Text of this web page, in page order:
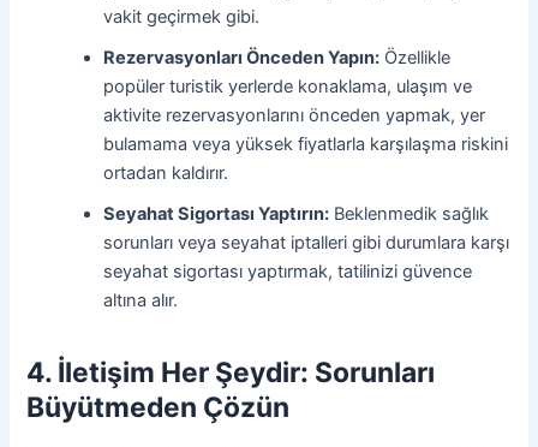
vakit geçirmek gibi.
Rezervasyonları Önceden Yapın: Özellikle
popüler turistik yerlerde konaklama, ulaşım ve
aktivite rezervasyonlarını önceden yapmak, yer
bulamama veya yüksek fiyatlarla karşılaşma riskini
ortadan kaldırır.
Seyahat Sigortası Yaptırın: Beklenmedik sağlık
sorunları veya seyahat iptalleri gibi durumlara karşı
seyahat sigortası yaptırmak, tatilinizi güvence
altına alır.
4. İletişim Her Şeydir: Sorunları
Büyütmeden Çözün